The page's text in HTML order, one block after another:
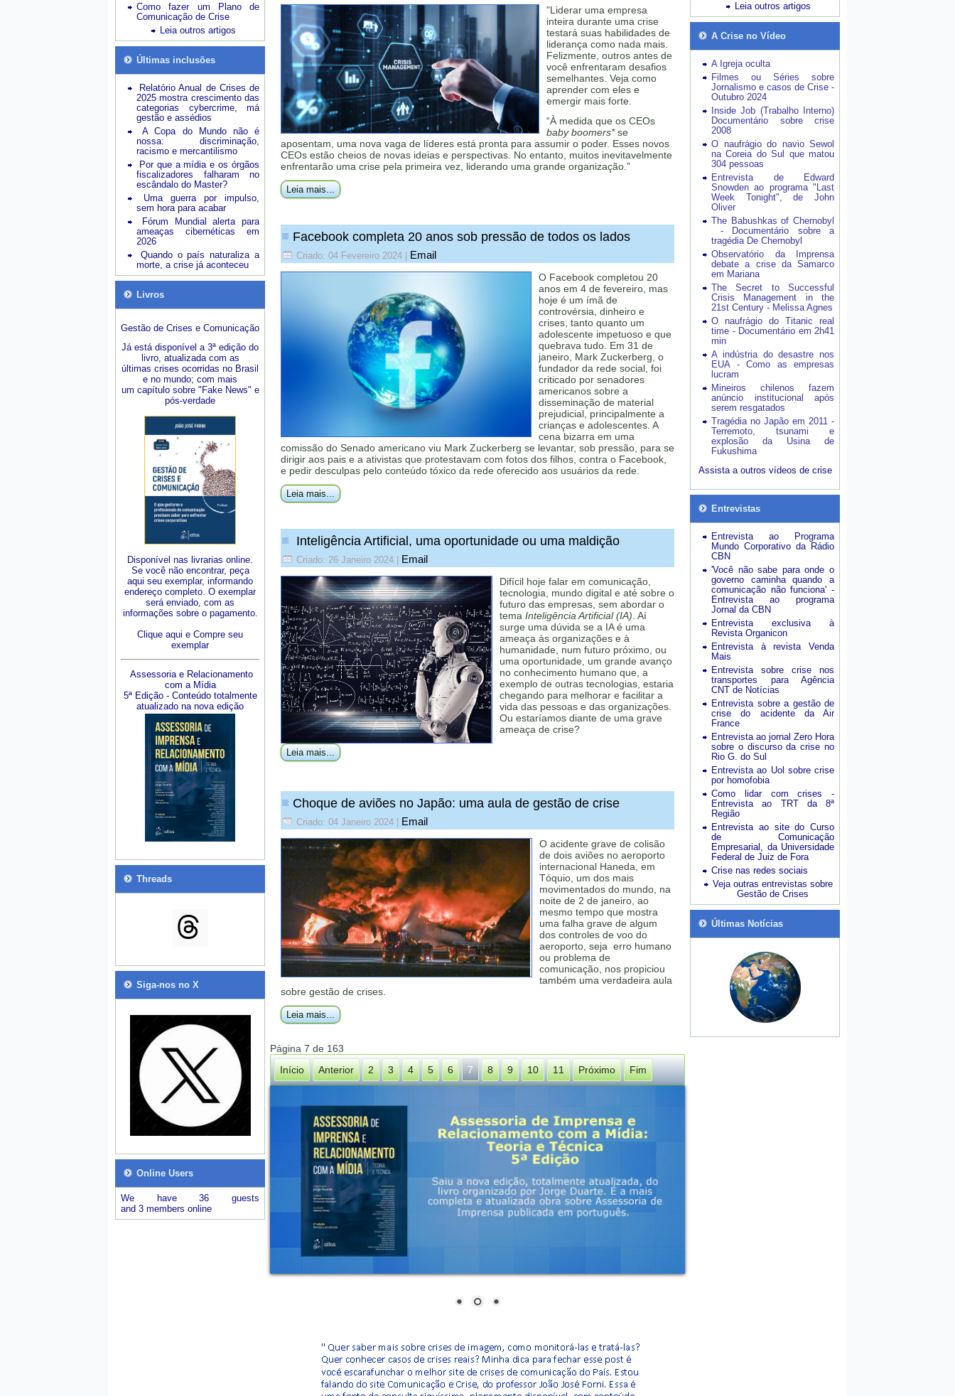
Como fazer um Plano de
Comunicação de Crise
Leia outros artigos
Últimas inclusões
Relatório Anual de Crises de
2025 mostra crescimento das
categorias cybercrime, má
gestão e assédios
A Copa do Mundo não é
nossa: discriminação,
racismo e mercantilismo
Por que a mídia e os órgãos
fiscalizadores falharam no
escândalo do Master?
Uma guerra por impulso,
sem hora para acabar
Fórum Mundial alerta para
ameaças cibernéticas em
2026
Quando o país naturaliza a
morte, a crise já aconteceu
Livros
Gestão de Crises e Comunicação
Já está disponível a 3ª edição do
livro, atualizada com as
últimas crises ocorridas no Brasil
e no mundo; com mais
um capítulo sobre "Fake News" e
pós-verdade
Disponível nas livrarias online.
Se você não encontrar, peça
aqui seu exemplar, informando
endereço completo. O exemplar
será enviado, com as
informações sobre o pagamento.
Clique aqui e Compre seu
exemplar
Assessoria e Relacionamento
com a Mídia
5ª Edição - Conteúdo totalmente
atualizado na nova edição
Threads
Siga-nos no X
Online Users
We have 36 guests
and 3 members online
"Liderar uma empresa
inteira durante uma crise
testará suas habilidades de
liderança como nada mais.
Felizmente, outros antes de
você enfrentaram desafios
semelhantes. Veja como
aprender com eles e
emergir mais forte.
“À medida que os CEOs
baby boomers*se
aposentam, uma nova vaga de líderes está pronta para assumir o poder. Esses novos
CEOs estão cheios de novas ideias e perspectivas. No entanto, muitos inevitavelmente
enfrentarão uma crise pela primeira vez, liderando uma grande organização.”
Leia mais...
Facebook completa 20 anos sob pressão de todos os lados
Criado: 04 Fevereiro 2024 Email
O Facebook completou 20
anos em 4 de fevereiro, mas
hoje é um ímã de
controvérsia, dinheiro e
crises, tanto quanto um
adolescente impetuoso e que
quebrava tudo. Em 31 de
janeiro, Mark Zuckerberg, o
fundador da rede social, foi
criticado por senadores
americanos sobre a
disseminação de material
prejudicial, principalmente a
crianças e adolescentes. A
cena bizarra em uma
comissão do Senado americano viu Mark Zuckerberg se levantar, sob pressão, para se
dirigir aos pais e a ativistas que protestavam com fotos dos filhos, contra o Facebook,
e pedir desculpas pelo conteúdo tóxico da rede oferecido aos usuários da rede.
Leia mais...
Inteligência Artificial, uma oportunidade ou uma maldição
Criado: 26 Janeiro 2024 Email
Difícil hoje falar em comunicação,
tecnologia, mundo digital e até sobre o
futuro das empresas, sem abordar o
tema Inteligência Artificial (IA) . Aí
surge uma dúvida se a IA é uma
ameaça às organizações e à
humanidade, num futuro próximo, ou
uma oportunidade, um grande avanço
no conhecimento humano que, a
exemplo de outras tecnologias, estaria
chegando para melhorar e facilitar a
vida das pessoas e das organizações.
Ou estaríamos diante de uma grave
ameaça de crise?
Leia mais...
Choque de aviões no Japão: uma aula de gestão de crise
Criado: 04 Janeiro 2024 Email
O acidente grave de colisão
de dois aviões no aeroporto
internacional Haneda, em
Tóquio, um dos mais
movimentados do mundo, na
noite de 2 de janeiro, ao
mesmo tempo que mostra
uma falha grave de algum
dos controles de voo do
aeroporto, seja erro humano
ou problema de
comunicação, nos propiciou
também uma verdadeira aula
sobre gestão de crises.
Leia mais...
Página 7 de 163
Início
Anterior 2 3 4 5 6 7 8 9 10 11 Próximo Fim
Leia outros artigos
A Crise no Vídeo
A Igreja oculta
Filmes ou Séries sobre
Jornalismo e casos de Crise -
Outubro 2024
Inside Job (Trabalho Interno)
Documentário sobre crise
2008
O naufrágio do navio Sewol
na Coreia do Sul que matou
304 pessoas
Entrevista de Edward
Snowden ao programa "Last
Week Tonight", de John
Oliver
The Babushkas of Chernobyl
- Documentário sobre a
tragédia De Chernobyl
Observatório da Imprensa
debate a crise da Samarco
em Mariana
The Secret to Successful
Crisis Management in the
21st Century - Melissa Agnes
O naufrágio do Titanic real
time - Documentário em 2h41
min
A indústria do desastre nos
EUA - Como as empresas
lucram
Mineiros chilenos fazem
anúncio institucional após
serem resgatados
Tragédia no Japão em 2011 -
Terremoto, tsunami e
explosão da Usina de
Fukushima
Assista a outros vídeos de crise
Entrevistas
Entrevista ao Programa
Mundo Corporativo da Rádio
CBN
'Você não sabe para onde o
governo caminha quando a
comunicação não funciona' -
Entrevista ao programa
Jornal da CBN
Entrevista exclusiva à
Revista Organicon
Entrevista à revista Venda
Mais
Entrevista sobre crise nos
transportes para Agência
CNT de Notícias
Entrevista sobre a gestão de
crise do acidente da Air
France
Entrevista ao jornal Zero Hora
sobre o discurso da crise no
Rio G. do Sul
Entrevista ao Uol sobre crise
por homofobia
Como lidar com crises -
Entrevista ao TRT da 8ª
Região
Entrevista ao site do Curso
de Comunicação
Empresarial, da Universidade
Federal de Juiz de Fora
Crise nas redes sociais
Veja outras entrevistas sobre
Gestão de Crises
Últimas Notícias